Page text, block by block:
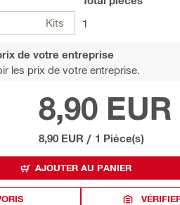
Kits
1
de votre entreprise
les prix de votre entreprise.
8,90 EUR
8,90 EUR / 1 Pièce(s)
AJOUTER AU PANIER